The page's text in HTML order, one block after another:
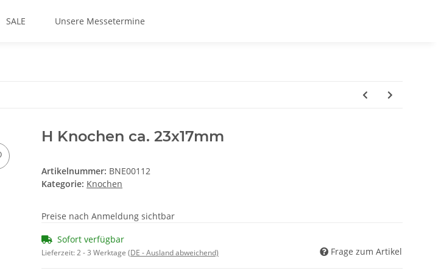
SALE Unsere Messetermine
H Knochen ca. 23x17mm
Artikelnummer: BNE00112
Kategorie: Knochen
Preise nach Anmeldung sichtbar
Sofort verfügbar
Lieferzeit:2 - 3 Werktage (DE - Ausland abweichend) Frage zum Artikel